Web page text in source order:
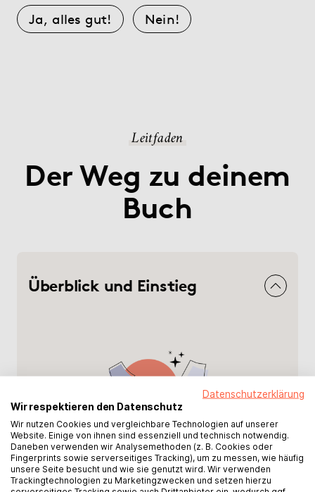
Ja, alles gut!
Nein!
Leitfaden
Der Weg zu deinem
Buch
Überblick und Einstieg
Datenschutzerklärung
Wir respektieren den Datenschutz
Wir nutzen Cookies und vergleichbare Technologien auf unserer
Website. Einige von ihnen sind essenziell und technisch notwendig.
Daneben verwenden wir Analysemethoden (z. B. Cookies oder
Fingerprints sowie serverseitiges Tracking), um zu messen, wie häufig
unsere Seite besucht und wie sie genutzt wird. Wir verwenden
Trackingtechnologien zu Marketingzwecken und setzen hierzu